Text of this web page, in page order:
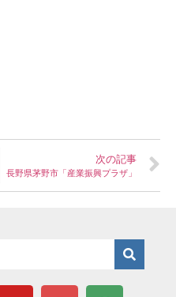
次の記事
長野県茅野市「産業振興プラザ」